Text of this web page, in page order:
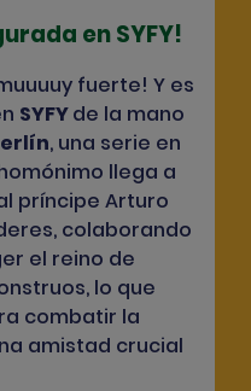
en SYFY!
fuerte! Y es
SYFYde la mano
, una serie en
llega a
príncipe Arturo
colaborando
el reino de
lo que
combatir la
amistad crucial